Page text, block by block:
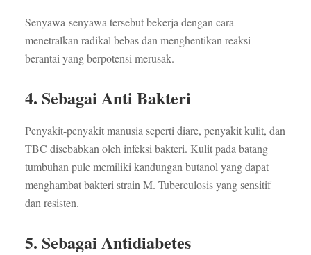
Senyawa-senyawa tersebut bekerja dengan cara
menetralkan radikal bebas dan menghentikan reaksi
berantai yang berpotensi merusak.
4. Sebagai Anti Bakteri
Penyakit-penyakit manusia seperti diare, penyakit kulit, dan
TBC disebabkan oleh infeksi bakteri. Kulit pada batang
tumbuhan pule memiliki kandungan butanol yang dapat
menghambat bakteri strain M. Tuberculosis yang sensitif
dan resisten.
5. Sebagai Antidiabetes